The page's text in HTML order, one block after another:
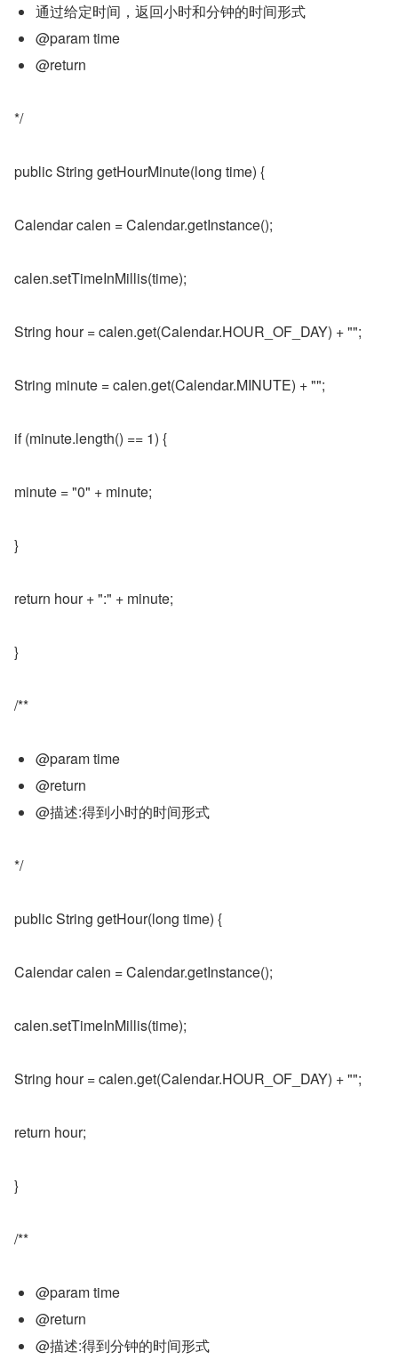
通过给定时间，返回小时和分钟的时间形式
@param time
@return
*/
public String getHourMinute(long time) {
Calendar calen = Calendar.getInstance();
calen.setTimeInMillis(time);
String hour = calen.get(Calendar.HOUR_OF_DAY) + "";
String minute = calen.get(Calendar.MINUTE) + "";
if (minute.length() == 1) {
minute = "0" + minute;
}
return hour + ":" + minute;
}
/**
@param time
@return
@描述:得到小时的时间形式
*/
public String getHour(long time) {
Calendar calen = Calendar.getInstance();
calen.setTimeInMillis(time);
String hour = calen.get(Calendar.HOUR_OF_DAY) + "";
return hour;
}
/**
@param time
@return
@描述:得到分钟的时间形式